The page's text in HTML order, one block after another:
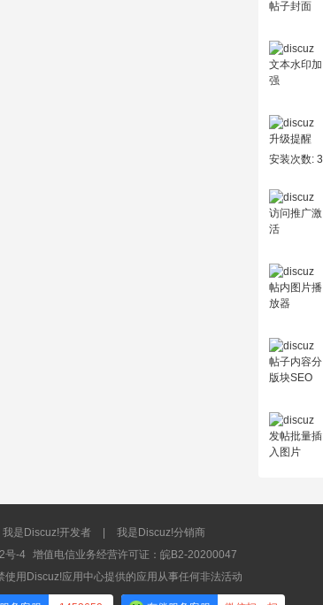
安装次数: 3
我是Discuz!开发者
我是Discuz!分销商
号-4
增值电信业务经营许可证：皖B2-20200047
用Discuz!应用中心提供的应用从事任何非法活动